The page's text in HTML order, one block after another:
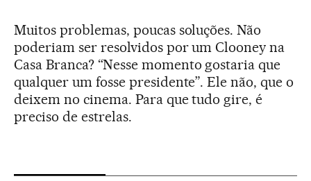
Muitos problemas, poucas soluções. Não
poderiam ser resolvidos por um Clooney na
Casa Branca? “Nesse momento gostaria que
qualquer um fosse presidente”. Ele não, que o
deixem no cinema. Para que tudo gire, é
preciso de estrelas.